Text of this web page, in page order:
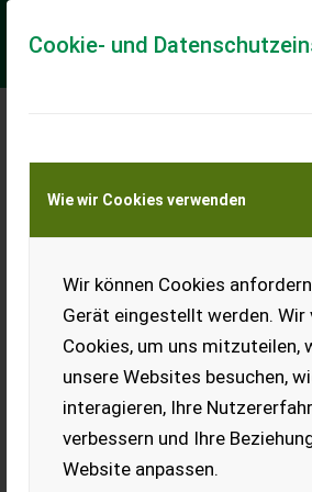
Cookie- und
Wie wir Cookies verwenden
Wir können Cookies
Gerät eingestellt werden. Wir
Cookies, um uns mitzuteilen,
unsere Websites besuchen,
interagieren, Ihre
verbessern und Ihre
Website anpassen.
Meine
Transport von Land- und
KEINE
Sonstige OT 2000 F
Tiefenführung elektr.-Hydr.,
Wurzelgemüse Front / Heck 1 x
Spurweite 2,00 m Gelenkwel...
EUR 11.305 inkl. 19% MwSt